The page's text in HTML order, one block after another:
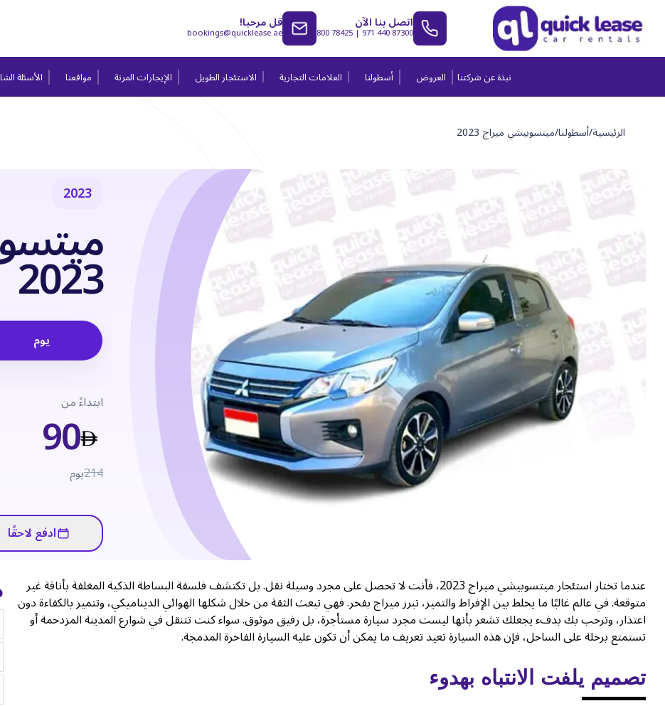
اتصل بنا الآن800 78425 |971 440 87300 قل مرحبا!
bookings@quicklease.ae
نبذة عن شركتنا العروض أسطولنا العلامات التجارية الاستئجار الطويل الإيجارات المرنة مواقعنا الأسئلة
الرئيسية/أسطولنا/ميتسوبيشي ميراج 2023
2023
2023
يوم
ابتداءً من90214يوم
ادفع لاحقًا
عندما تختار استئجار ميتسوبيشي ميراج 2023، فأنت لا تحصل على مجرد وسيلة نقل. بل تكتشف فلسفة البساطة الذكية المغلفة بأناقة غير
متوقعة. في عالم غالبًا ما يخلط بين الإفراط والتميز، تبرز ميراج بفخر. فهي تبعث الثقة من خلال شكلها الهوائي الديناميكي، وتتميز بالكفاءة دون
اعتذار، وترحب بك بدفء يجعلك تشعر بأنها ليست مجرد سيارة مستأجرة، بل رفيق موثوق. سواء كنت تتنقل في شوارع المدينة المزدحمة أو
تستمتع برحلة على الساحل، فإن هذه السيارة تعيد تعريف ما يمكن أن تكون عليه السيارة الفاخرة المدمجة.
تصميم يلفت الانتباه بهدوء